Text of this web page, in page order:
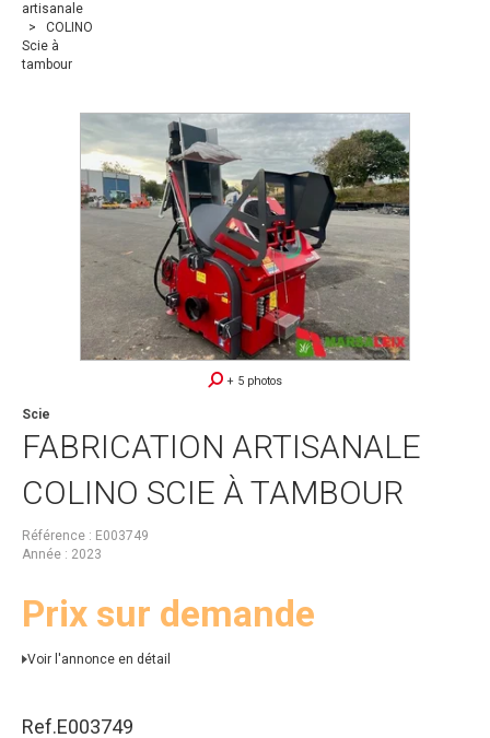
artisanale
COLINO
Scie à
tambour
+ 5 photos
FABRICATION ARTISANALE
COLINO SCIE À TAMBOUR
Scie
Référence
E003749
Année
2023
Prix sur demande
Voir l'annonce en détail
Ref.E003749